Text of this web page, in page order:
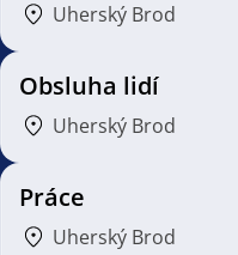
Uherský Brod
Obsluha lidí
Uherský Brod
Práce
Uherský Brod